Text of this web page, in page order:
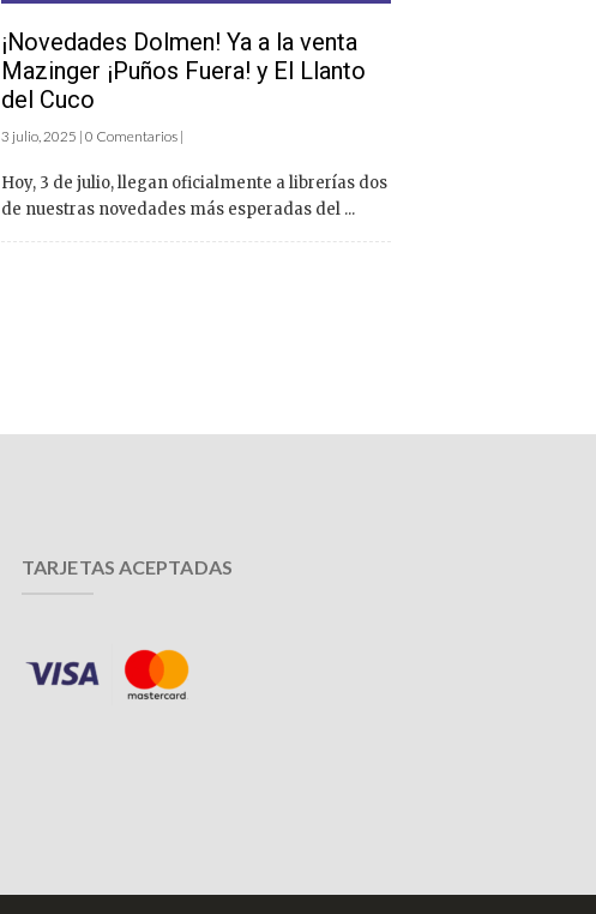
¡Novedades Dolmen! Ya a la venta
Mazinger ¡Puños Fuera! y El Llanto
del Cuco
3 julio, 2025 | 0 Comentarios |
Hoy, 3 de julio, llegan oficialmente a librerías dos
de nuestras novedades más esperadas del ...
TARJETAS ACEPTADAS